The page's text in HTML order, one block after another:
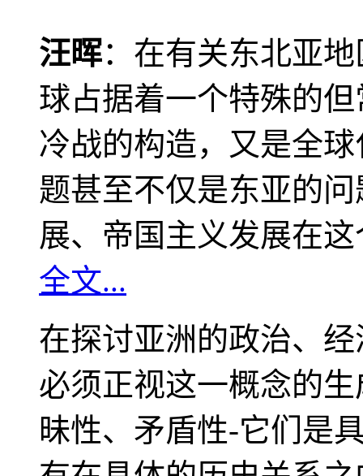
汪晖：在有关东北亚
球占据着一个特殊的
冷战的构造，又是全
题甚至不仅是东亚的
展、帝国主义发展在
全文...
在探讨亚洲的政治、
必须正视这一概念的
昧性、矛盾性-它们是